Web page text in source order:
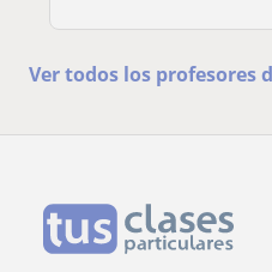
Ver todos los profesores